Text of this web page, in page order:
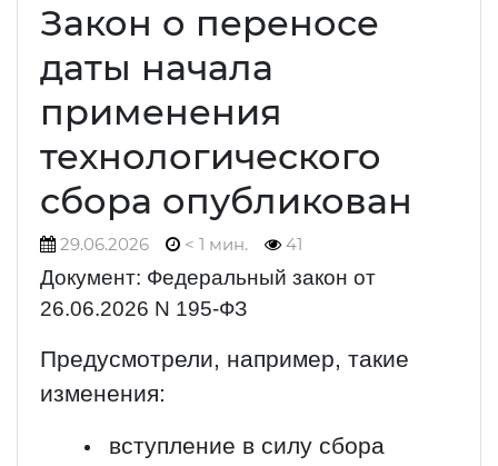
Закон о переносе
даты начала
применения
технологического
сбора опубликован
29.06.2026 < 1 мин. 41
Документ: Федеральный закон от
26.06.2026 N 195-ФЗ
Предусмотрели, например, такие
изменения:
вступление в силу сбора